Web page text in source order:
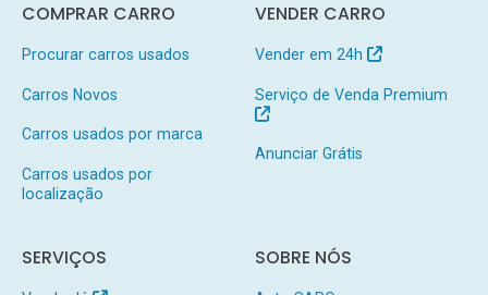
COMPRAR CARRO
Procurar carros usados
Carros Novos
Carros usados por marca
Carros usados por
localização
VENDER CARRO
Vender em 24h
Serviço de Venda Premium
Anunciar Grátis
SERVIÇOS SOBRE NÓS